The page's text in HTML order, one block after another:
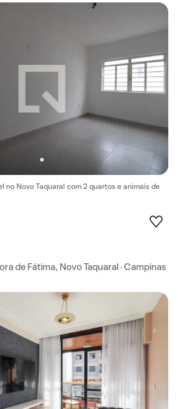
no Novo Taquaral com 2 quartos e animais de
de Fátima, Novo Taquaral · Campinas